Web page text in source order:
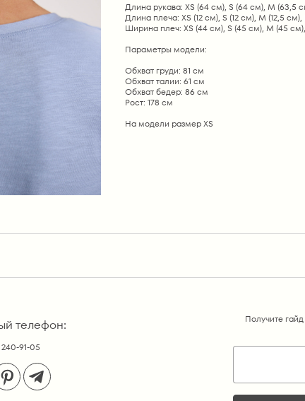
Длина рукава: XS (64 см), S (64 см), М (63,5
Длина плеча: XS (12 см), S (12 см), М (12,5
Ширина плеч: XS (44 см), S (45 см), М (45
Параметры модели:
Обхват груди: 81 см
Обхват талии: 61 см
Обхват бедер: 86 см
Рост: 178 см
На модели размер ХS
телефон:
240-91-05
Получите